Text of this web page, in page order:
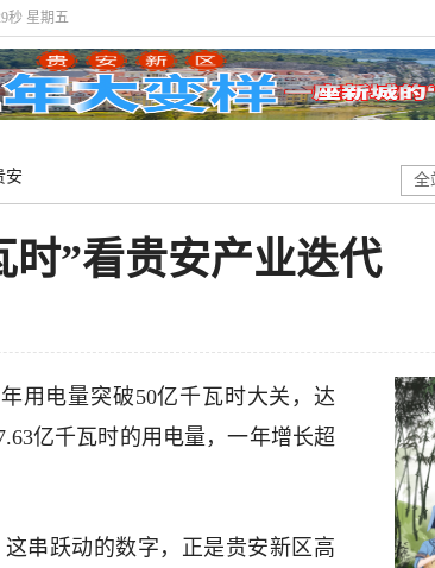
秒 星期五
安 全
时”看贵安产业迭代
用电量突破50亿千瓦时大关，达
亿千瓦时的用电量，一年增长超
串跃动的数字，正是贵安新区高